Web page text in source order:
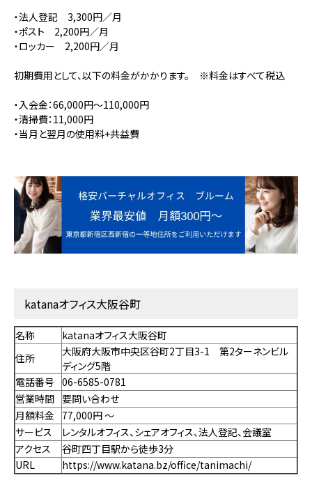
・法人登記 3,300円／月
・ポスト 2,200円／月
・ロッカー 2,200円／月
初期費用として、以下の料金がかかります。 ※料金はすべて税込
・入会金：66,000円～110,000円
・清掃費：11,000円
・当月と翌月の使用料+共益費
katanaオフィス大阪谷町
名称
katanaオフィス大阪谷町
住所
大阪府大阪市中央区谷町2丁目3-1 第2ターネンビル
ディング5階
電話番号 06-6585-0781
営業時間 要問い合わせ
月額料金
77,000円 〜
サービス
レンタルオフィス、シェアオフィス、法人登記、会議室
アクセス
谷町四丁目駅から徒歩3分
URL
https://www.katana.bz/office/tanimachi/